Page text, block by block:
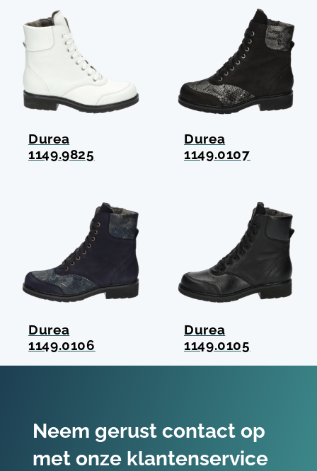
Durea
1149.9825
Durea
1149.0107
Durea
1149.0106
Durea
1149.0105
Neem gerust contact op
met onze klantenservice